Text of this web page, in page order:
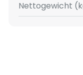
Nettogewicht